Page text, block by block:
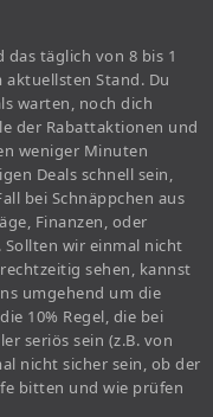
das täglich von 8 bis 1
Stand. Du
warten, noch dich
der Rabattaktionen und
weniger Minuten
Deals schnell sein,
bei Schnäppchen aus
Finanzen, oder
Sollten wir einmal nicht
sehen, kannst
umgehend um die
10% Regel, die bei
seriös sein (z.B. von
nicht sicher sein, ob der
bitten und wie prüfen